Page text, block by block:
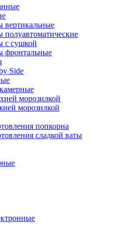
с сушкой
фронтальные
Side
морозилкой
морозилкой
попкорна
сладкой ваты